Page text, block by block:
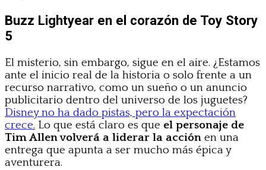
Buzz Lightyear en el corazón de Toy Story
5
El misterio, sin embargo, sigue en el aire. ¿Estamos
ante el inicio real de la historia o solo frente a un
recurso narrativo, como un sueño o un anuncio
publicitario dentro del universo de los juguetes?
Disney no ha dado pistas, pero la expectación
crece. Lo que está claro es que el personaje de
Tim Allen volverá a liderar la acción en una
entrega que apunta a ser mucho más épica y
aventurera.